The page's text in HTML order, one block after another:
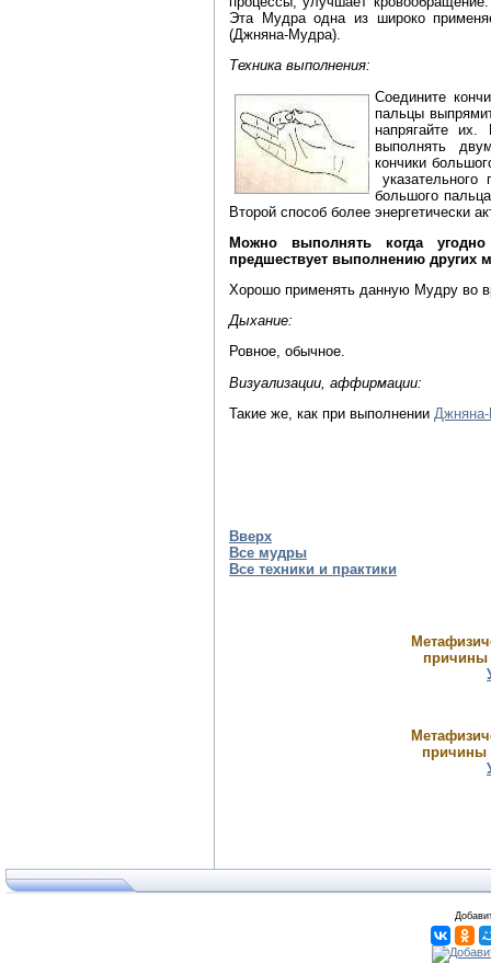
Эта Мудра одна из широко
(Джняна-Мудра).
Техника выполнения:
Соедините
пальцы
напрягайте
выполнять
кончики
указательного
большого
Второй способ более энергетически
Можно выполнять когда
предшествует выполнению других
Хорошо применять данную Мудру во
Дыхание:
Ровное, обычное.
Визуализации, аффирмации:
Такие же, как при выполнении
Вверх
Все мудры
Все техники и практики
причины
причины